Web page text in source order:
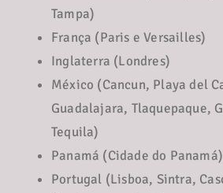
Tampa)
França (Paris e Versailles)
Inglaterra (Londres)
México (Cancun, Playa del
Guadalajara, Tlaquepaque,
Tequila)
Panamá (Cidade do Panamá)
Portugal (Lisboa, Sintra,